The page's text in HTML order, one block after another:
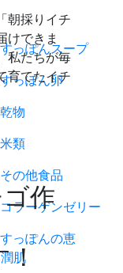
すっぽんスープ
すっぽん卵
乾物
米類
その他食品
コラーゲンゼリー
すっぽんの恵
肌
朝採りイチ
けできま
私たちが毎
育てたイチ
作